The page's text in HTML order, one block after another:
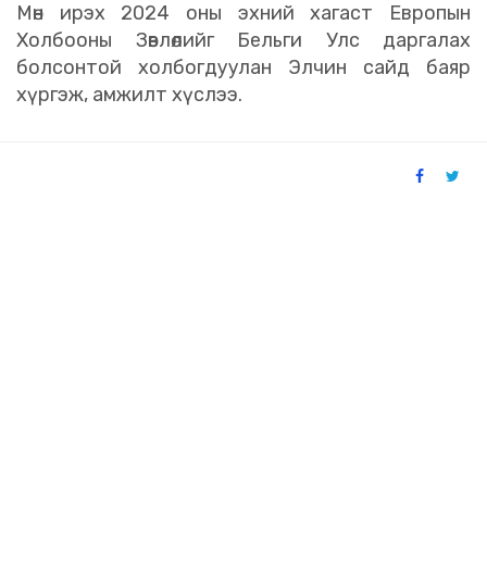
Мөн ирэх 2024 оны эхний хагаст Европын
Холбооны Зөвлөлийг Бельги Улс даргалах
болсонтой холбогдуулан Элчин сайд баяр
хүргэж, амжилт хүслээ.